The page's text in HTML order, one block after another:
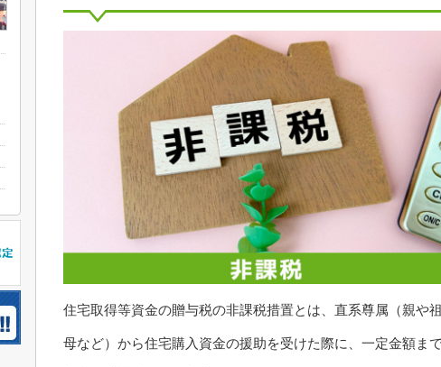
住宅取得等資金の贈与税の非課税措置とは、直系尊属（親や
母など）から住宅購入資金の援助を受けた際に、一定金額ま